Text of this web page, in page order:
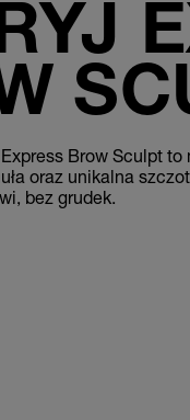
Brow Sculpt
oraz unikalna
bez grudek.